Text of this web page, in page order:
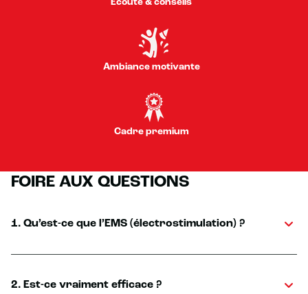
Écoute & conseils
Ambiance motivante
Cadre premium
FOIRE AUX QUESTIONS
1. Qu’est-ce que l’EMS (électrostimulation) ?
2. Est-ce vraiment efficace ?